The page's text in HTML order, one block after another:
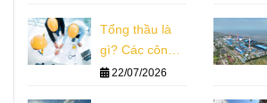
Tổng thầu là
gì? Các công
ty tổng thầu
22/07/2026